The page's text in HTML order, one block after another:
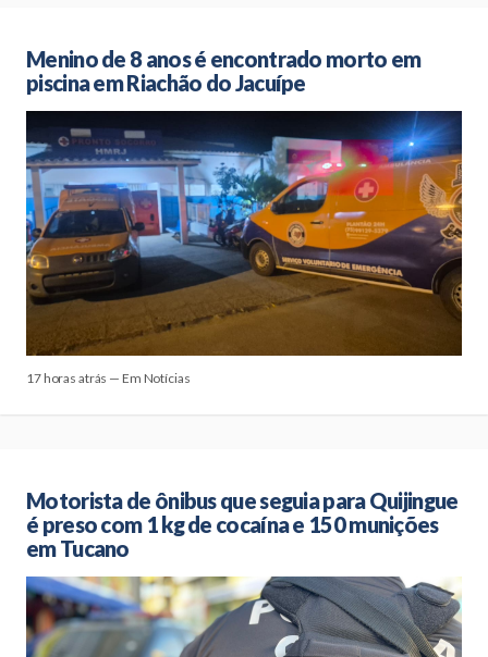
Menino de 8 anos é encontrado morto em
piscina em Riachão do Jacuípe
17 horas atrás — Em Notícias
Motorista de ônibus que seguia para Quijingue
é preso com 1 kg de cocaína e 150 munições
em Tucano